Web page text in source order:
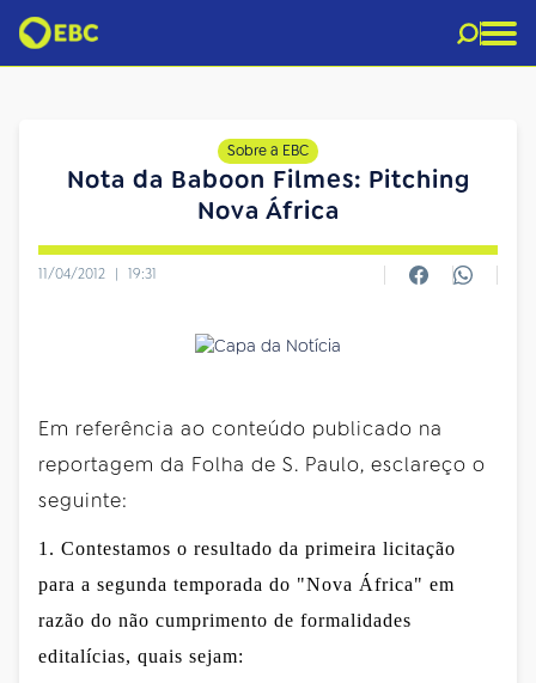
Sobre a EBC
Nota da Baboon Filmes: Pitching
Nova África
11/04/2012 | 19:31
Em referência ao conteúdo publicado na
reportagem da Folha de S. Paulo, esclareço o
seguinte:
1. Contestamos o resultado da primeira licitação
para a segunda temporada do "Nova África" em
razão do não cumprimento de formalidades
editalícias, quais sejam: